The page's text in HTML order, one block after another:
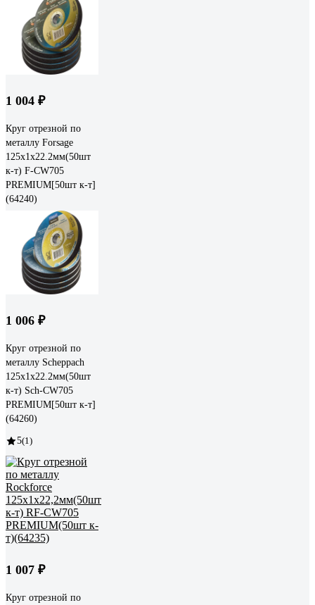
1 004 ₽
Круг отрезной по
металлу Forsage
125x1x22.2мм(50шт
к-т) F-CW705
PREMIUM[50шт к-т]
(64240)
1 006 ₽
Круг отрезной по
металлу Scheppach
125x1x22.2мм(50шт
к-т) Sch-CW705
PREMIUM[50шт к-т]
(64260)
5(1)
1 007 ₽
Круг отрезной по